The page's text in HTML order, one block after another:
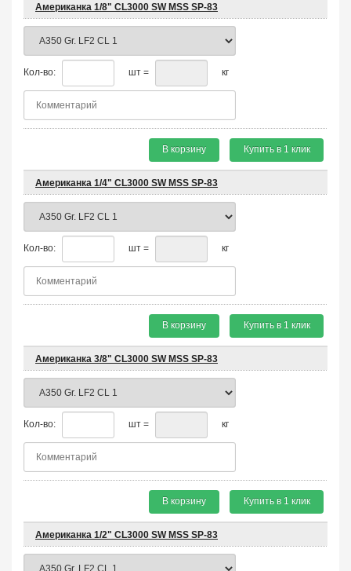
Американка 1/8" CL3000 SW MSS SP-83
Кол-во: шт = кг
В корзину Купить в 1 клик
Американка 1/4" CL3000 SW MSS SP-83
Кол-во: шт = кг
В корзину Купить в 1 клик
Американка 3/8" CL3000 SW MSS SP-83
Кол-во: шт = кг
В корзину Купить в 1 клик
Американка 1/2" CL3000 SW MSS SP-83